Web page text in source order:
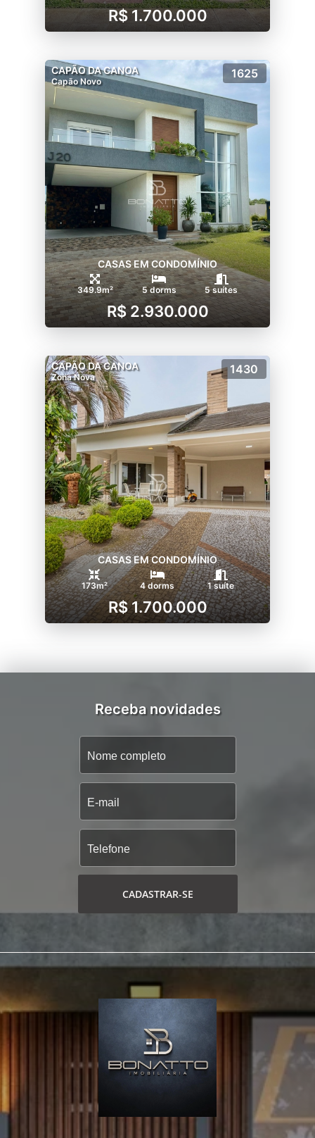
R$ 1.700.000
CAPÃO DA CANOA
Capão Novo
1625
CASAS EM CONDOMÍNIO
349.9m² 5 dorms 5 suítes
R$ 2.930.000
CAPÃO DA CANOA
Zona Nova
1430
CASAS EM CONDOMÍNIO
173m² 4 dorms 1 suíte
R$ 1.700.000
Receba novidades
CADASTRAR-SE